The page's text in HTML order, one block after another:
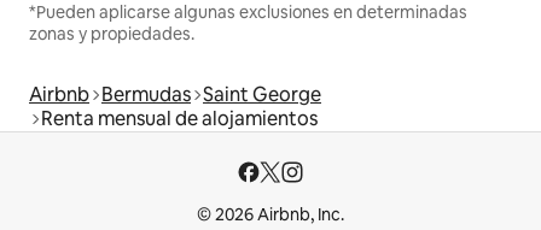
*Pueden aplicarse algunas exclusiones en determinadas
zonas y propiedades.
Airbnb Bermudas Saint George
Renta mensual de alojamientos
© 2026 Airbnb, Inc.